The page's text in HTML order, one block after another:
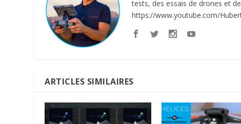
tests, des essais de drones et
https://www.youtube.com/
ARTICLES SIMILAIRES